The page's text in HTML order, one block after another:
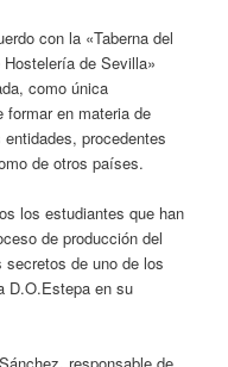
con la «Taberna del
de Sevilla»
como única
formar en materia de
procedentes
de otros países.
los estudiantes que han
de producción del
de uno de los
D.O.Estepa en su